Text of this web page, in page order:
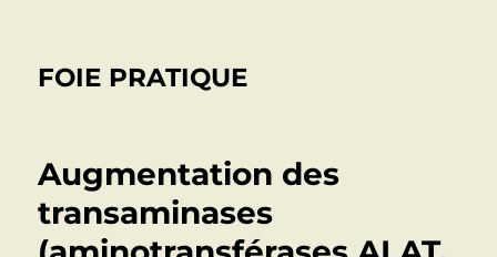
FOIE PRATIQUE
Augmentation des
transaminases